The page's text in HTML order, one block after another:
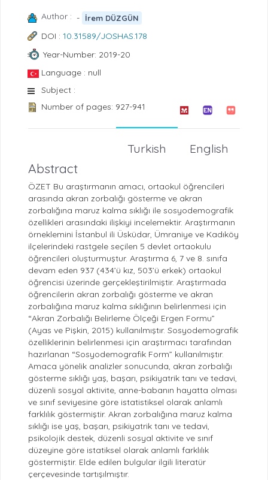
Author : - İrem DÜZGÜN
DOI : 10.31589/JOSHAS.178
Year-Number: 2019-20
Language : null
Subject :
Number of pages: 927-941
English
Turkish
Abstract
ÖZET Bu araştırmanın amacı, ortaokul öğrencileri
arasında akran zorbalığı gösterme ve akran
zorbalığına maruz kalma sıklığı ile sosyodemografik
özellikleri arasındaki ilişkiyi incelemektir. Araştırmanın
örneklemini İstanbul ili Üsküdar, Ümraniye ve Kadıköy
ilçelerindeki rastgele seçilen 5 devlet ortaokulu
öğrencileri oluşturmuştur. Araştırma 6, 7 ve 8. sınıfa
devam eden 937 (434’ü kız, 503’ü erkek) ortaokul
öğrencisi üzerinde gerçekleştirilmiştir. Araştırmada
öğrencilerin akran zorbalığı gösterme ve akran
zorbalığına maruz kalma sıklığının belirlenmesi için
“Akran Zorbalığı Belirleme Ölçeği Ergen Formu”
(Ayas ve Pişkin, 2015) kullanılmıştır. Sosyodemografik
özelliklerinin belirlenmesi için araştırmacı tarafından
hazırlanan “Sosyodemografik Form” kullanılmıştır.
Amaca yönelik analizler sonucunda, akran zorbalığı
gösterme sıklığı yaş, başarı, psikiyatrik tanı ve tedavi,
düzenli sosyal aktivite, anne-babanın hayatta olması
ve sınıf seviyesine göre istatistiksel olarak anlamlı
farklılık göstermiştir. Akran zorbalığına maruz kalma
sıklığı ise yaş, başarı, psikiyatrik tanı ve tedavi,
psikolojik destek, düzenli sosyal aktivite ve sınıf
düzeyine göre istatiksel olarak anlamlı farklılık
göstermiştir. Elde edilen bulgular ilgili literatür
çerçevesinde tartışılmıştır.